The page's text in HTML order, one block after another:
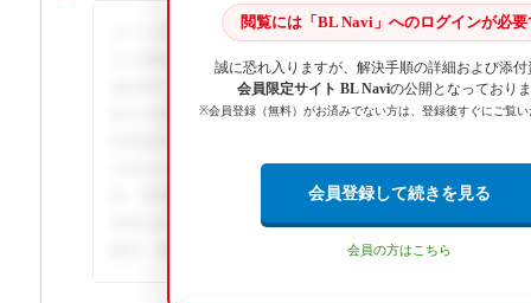
コース別の見積書は、縦（ロゴ）と包括（ロゴ）しか選べ
きを閲覧するには、BL Naviへのログインが必要です。詳
連資料のダウンロードは会員専用コンテンツとして提供さ
続きを閲覧するには、BL Naviへのログインが必要です。
の続きを閲覧するには、BL Naviへのログインが必要で
説、関連資料のダウンロードは会員専用コンテンツとして
回答の続きを閲覧するには、BL Naviへのログインが必要
解説、関連資料のダウンロードは会員専用コンテンツとし
閲覧には「BL Navi」へのログインが必要
誠に恐れ入りますが、解決手順の詳細および添付
会員限定サイト BL Naviの公開となっており
※会員登録（無料）がお済みでない方は、登録後すぐにご覧い
会員登録して続きを見る
会員の方はこちら